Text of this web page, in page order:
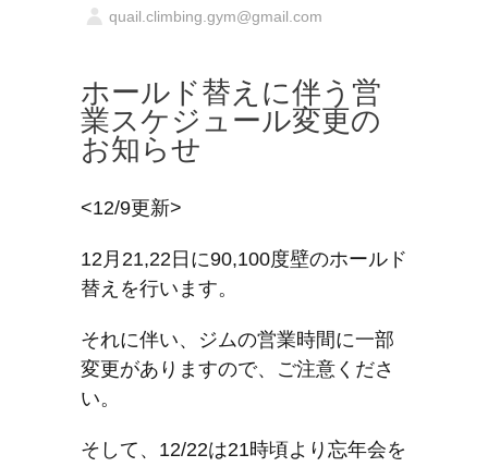
quail.climbing.gym@gmail.com
ホールド替えに伴う営
業スケジュール変更の
お知らせ
<12/9更新>
12月21,22日に90,100度壁のホールド
替えを行います。
それに伴い、ジムの営業時間に一部
変更がありますので、ご注意くださ
い。
そして、12/22は21時頃より忘年会を